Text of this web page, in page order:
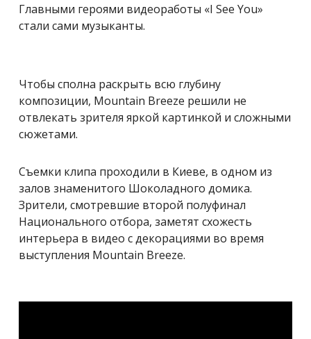
Главными героями видеоработы «I See You»
стали сами музыканты.
Чтобы сполна раскрыть всю глубину
композиции, Mountain Breeze решили не
отвлекать зрителя яркой картинкой и сложными
сюжетами.
Съемки клипа проходили в Киеве, в одном из
залов знаменитого Шоколадного домика.
Зрители, смотревшие второй полуфинал
Национального отбора, заметят схожесть
интерьера в видео с декорациями во время
выступления Mountain Breeze.